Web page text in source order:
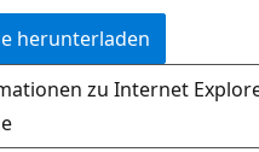
herunterladen
zu Internet